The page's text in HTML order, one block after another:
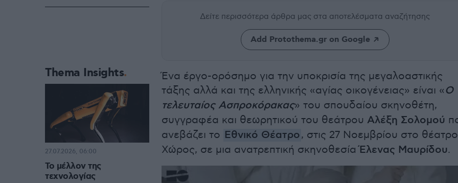
Δείτε περισσότερα άρθρα μας στα αποτελέσματα αναζήτησης
Add Protothema.gr on Google
Ένα έργο-ορόσημο για την υποκρισία της μεγαλοαστικής
τάξης αλλά και της ελληνικής «αγίας οικογένειας» είναι «Ο
τελευταίος Ασπροκόρακας» του σπουδαίου σκηνοθέτη,
συγγραφέα και θεωρητικού του θεάτρου Αλέξη Σολομού
ανεβάζει το Εθνικό Θέατρο, στις 27 Νοεμβρίου στο θέατρο
Χώρος, σε μια ανατρεπτική σκηνοθεσίαΈλενας Μαυρίδου.
Thema Insights
Το μέλλον της
τεχνολογίας
27.07.2026, 06:00